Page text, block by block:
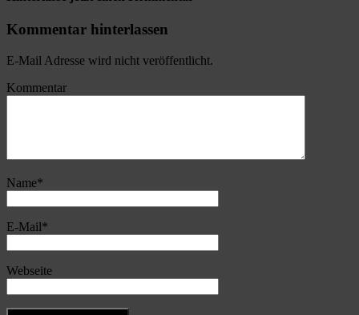
Kommentar hinterlassen
E-Mail Adresse wird nicht veröffentlicht.
Kommentar
Name*
E-Mail*
Webseite